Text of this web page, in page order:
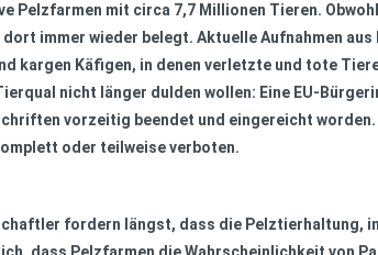
Pelzfarmen mit circa 7,7 Millionen Tieren.
immer wieder belegt. Aktuelle Aufnahmen aus
kargen Käfigen, in denen verletzte und tote
nicht länger dulden wollen: Eine EU-
vorzeitig beendet und eingereicht
oder teilweise verboten.
fordern längst, dass die Pelztierhaltung,